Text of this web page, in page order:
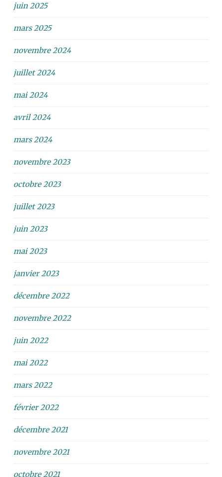
juin 2025
mars 2025
novembre 2024
juillet 2024
mai 2024
avril 2024
mars 2024
novembre 2023
octobre 2023
juillet 2023
juin 2023
mai 2023
janvier 2023
décembre 2022
novembre 2022
juin 2022
mai 2022
mars 2022
février 2022
décembre 2021
novembre 2021
octobre 2021